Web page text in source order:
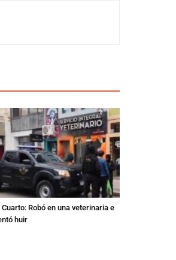
Cuarto: Robó en una veterinaria e
huir